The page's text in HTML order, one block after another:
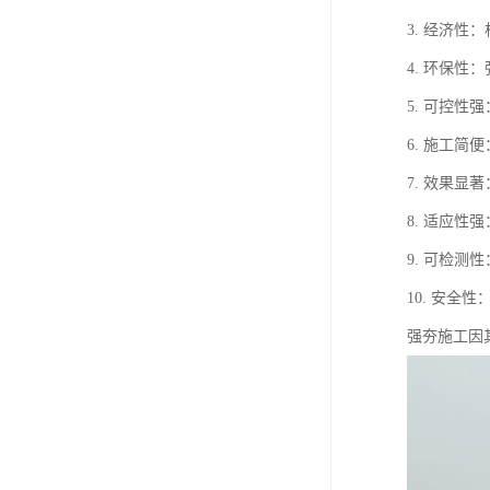
3. 经济性：
4. 环保性：
5. 可控性强
6. 施工简便
7. 效果显
8. 适应性强
9. 可检测性
10. 安全性
强夯施工因